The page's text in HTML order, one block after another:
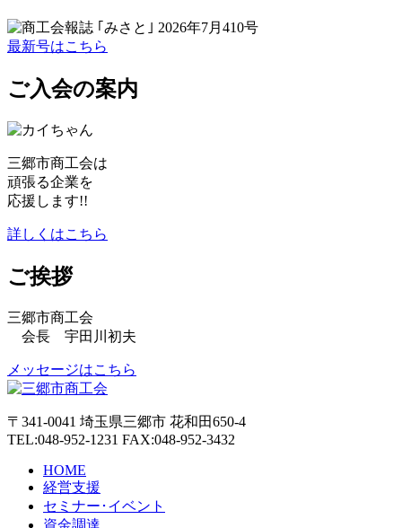
最新号はこちら
ご入会の案内
三郷市商工会は
頑張る企業を
応援します!!
詳しくはこちら
ご挨拶
三郷市商工会
会長 宇田川初夫
メッセージはこちら
〒341-0041 埼玉県三郷市 花和田650-4
TEL:048-952-1231 FAX:048-952-3432
HOME
経営支援
セミナー･イベント
資金調達